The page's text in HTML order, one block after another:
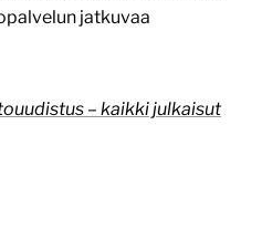
jatkuvaa
– kaikki julkaisut